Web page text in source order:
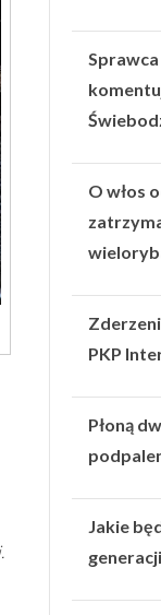
O włos
PKP
Płoną
Jakie